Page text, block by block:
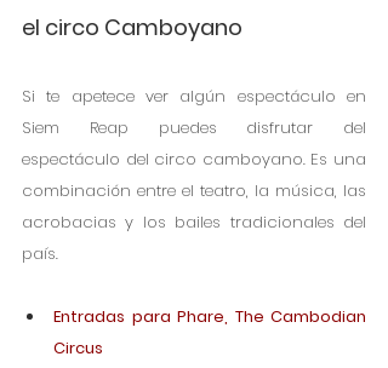
el circo Camboyano
Si te apetece ver algún espectáculo en
Siem Reap puedes disfrutar del
espectáculo del circo camboyano. Es una
combinación entre el teatro, la música, las
acrobacias y los bailes tradicionales del
país.
Entradas para Phare, The Cambodian
Circus